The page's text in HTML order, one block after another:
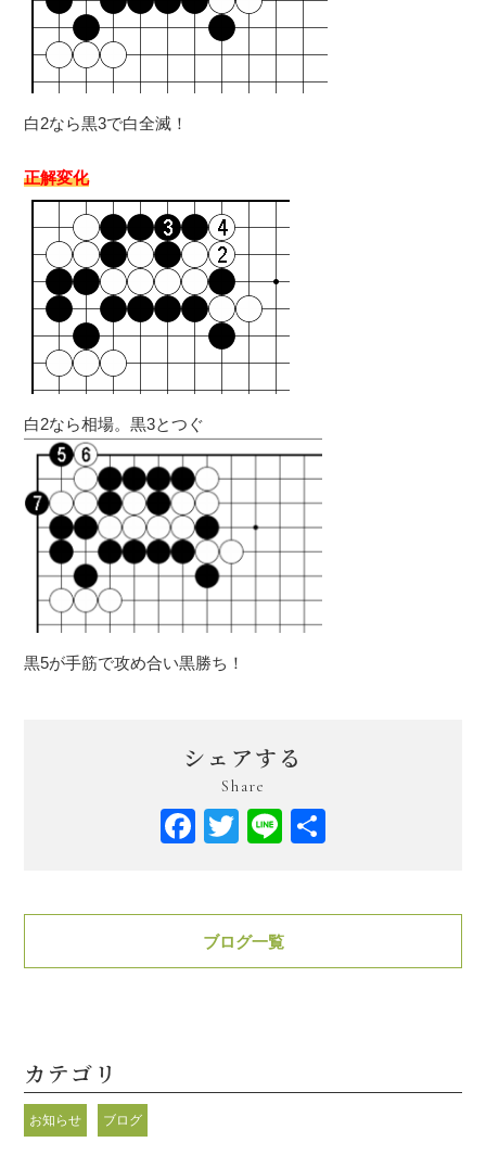
白2なら黒3で白全滅！
正解変化
白2なら相場。黒3とつぐ
黒5が手筋で攻め合い黒勝ち！
シェアする
Share
Facebook
Twitter
Line
ブログ一覧
カテゴリ
お知らせ ブログ